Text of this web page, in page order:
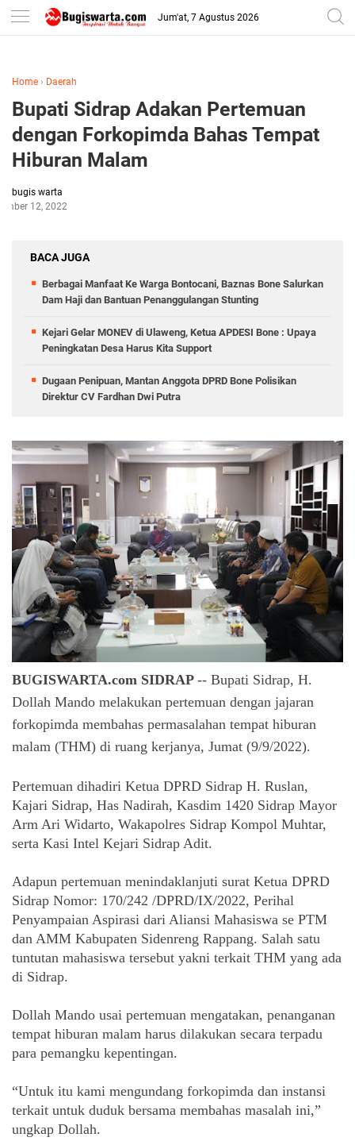
-->
Jum'at, 7 Agustus 2026
Home › Daerah
Bupati Sidrap Adakan Pertemuan
dengan Forkopimda Bahas Tempat
Hiburan Malam
bugis warta
12, 2022
BACA JUGA
Berbagai Manfaat Ke Warga Bontocani, Baznas Bone Salurkan
Dam Haji dan Bantuan Penanggulangan Stunting
Kejari Gelar MONEV di Ulaweng, Ketua APDESI Bone : Upaya
Peningkatan Desa Harus Kita Support
Dugaan Penipuan, Mantan Anggota DPRD Bone Polisikan
Direktur CV Fardhan Dwi Putra
BUGISWARTA.com SIDRAP -- Bupati Sidrap, H.
Dollah Mando melakukan pertemuan dengan jajaran
forkopimda membahas permasalahan tempat hiburan
malam (THM) di ruang kerjanya, Jumat (9/9/2022).
Pertemuan dihadiri Ketua DPRD Sidrap H. Ruslan,
Kajari Sidrap, Has Nadirah, Kasdim 1420 Sidrap Mayor
Arm Ari Widarto, Wakapolres Sidrap Kompol Muhtar,
serta Kasi Intel Kejari Sidrap Adit.
Adapun pertemuan menindaklanjuti surat Ketua DPRD
Sidrap Nomor: 170/242 /DPRD/IX/2022, Perihal
Penyampaian Aspirasi dari Aliansi Mahasiswa se PTM
dan AMM Kabupaten Sidenreng Rappang. Salah satu
tuntutan mahasiswa tersebut yakni terkait THM yang ada
di Sidrap.
Dollah Mando usai pertemuan mengatakan, penanganan
tempat hiburan malam harus dilakukan secara terpadu
para pemangku kepentingan.
“Untuk itu kami mengundang forkopimda dan instansi
terkait untuk duduk bersama membahas masalah ini,”
ungkap Dollah.